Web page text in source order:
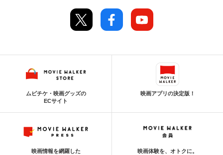
ムビチケ・映画グッズの
ECサイト
映画アプリの決定版！
映画情報を網羅した
映画体験を、オトクに。